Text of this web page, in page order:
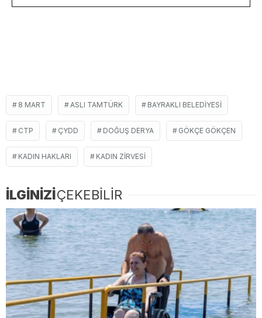
8 MART ASLI TAMTÜRK BAYRAKLI BELEDIYESI
CTP ÇYDD DOĞUŞ DERYA GÖKÇE GÖKÇEN
KADIN HAKLARI KADIN ZIRVESI
İLGİNİZİÇEKEBİLİR